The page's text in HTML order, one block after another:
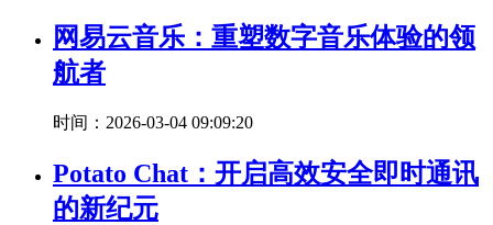
网易云音乐：重塑数字音乐体验的领
航者
时间：2026-03-04 09:09:20
Potato Chat：开启高效安全即时通讯
的新纪元